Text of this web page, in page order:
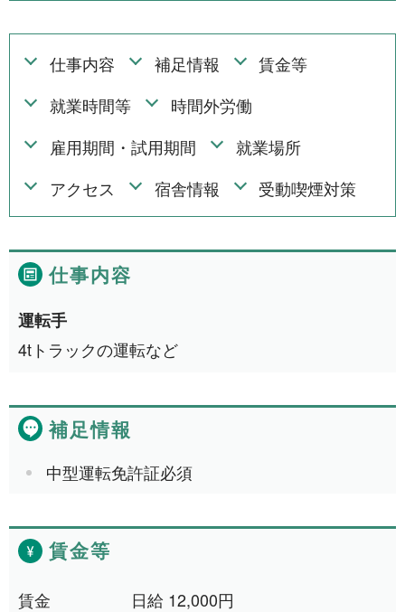
期間の定めなし
警備 17件
清掃・洗浄
運搬・包装・選別等
介護・福祉
事務
現金求人
契約求人
仕事内容 補足情報
賃金等
就業時間等
時間外労働
雇用期間・試用期間
就業場所
アクセス
宿舎情報 受動喫煙対策
仕事内容
運転手
4tトラックの運転など
補足情報
中型運転免許証必須
賃金等
賃金
日給 12,000円